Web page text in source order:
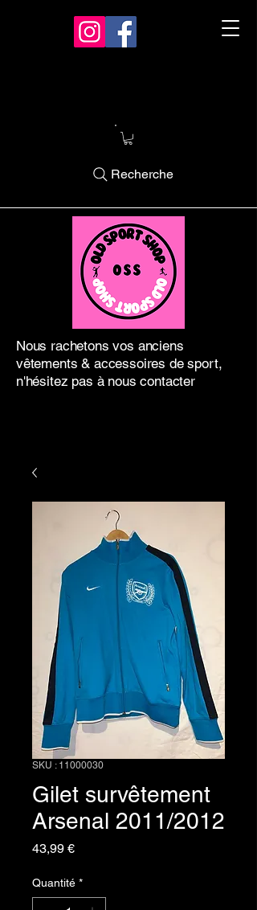
Nous rachetons vos anciens
vêtements & accessoires de sport,
n'hésitez pas à nous contacter
Recherche
SKU : 11000030
Gilet survêtement
Arsenal 2011/2012
43,99 €Prix
Quantité *